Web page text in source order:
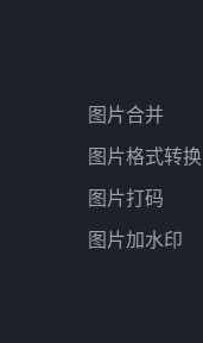
图片合并
图片格式转换
图片打码
图片加水印